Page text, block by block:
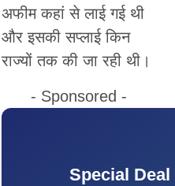
अफीम कहां से लाई गई थी
और इसकी सप्लाई किन
राज्यों तक की जा रही थी।
- Sponsored -
Special Deal